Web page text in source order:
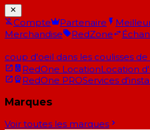
Compte Partenaire
Merchandise
RedZone
coup d'oeil dans les coulisses
RedOne LocationLocation
RedOne PROServices
Marques
Voir toutes les marques